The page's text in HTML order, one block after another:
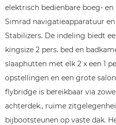
elektrisch bedienbare boeg-
Simrad navigatieapparatuur
Stabilizers. De indeling biedt
kingsize 2 pers. bed en
slaaphutten met elk 2 x een 1
opstellingen en een grote
flybridge is bereikbaar via
achterdek., ruime
bijbootsteunen op vaste dak.